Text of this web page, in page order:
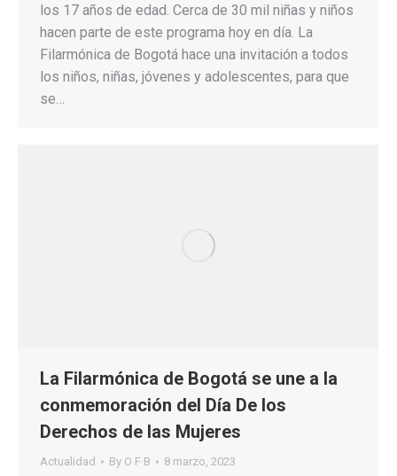
los 17 años de edad. Cerca de 30 mil niñas y niños
hacen parte de este programa hoy en día. La
Filarmónica de Bogotá hace una invitación a todos
los niños, niñas, jóvenes y adolescentes, para que
se…
La Filarmónica de Bogotá se une a la
conmemoración del Día De los
Derechos de las Mujeres
Actualidad By O F B 8 marzo, 2023